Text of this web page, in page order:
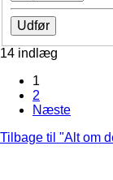
14 indlæg
1
2
Næste
Tilbage til "Alt om